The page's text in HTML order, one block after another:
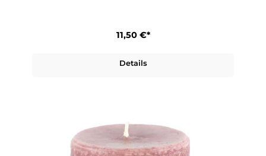
11,50 €*
Details